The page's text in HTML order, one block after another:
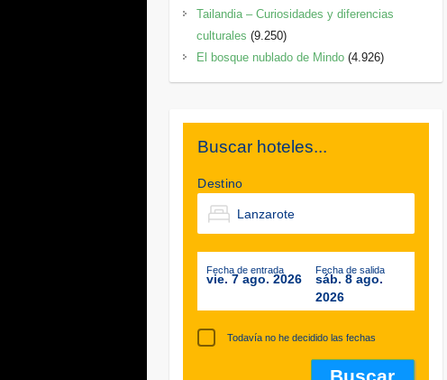
Tailandia – Curiosidades y diferencias
culturales (9.250)
El bosque nublado de Mindo (4.926)
Buscar hoteles...
Destino
Fecha de entrada
vie. 7 ago. 2026
Fecha de salida
sáb. 8 ago.
2026
Todavía no he decidido las fechas